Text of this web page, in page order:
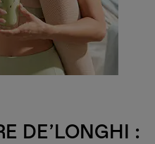
DE’LONGHI :